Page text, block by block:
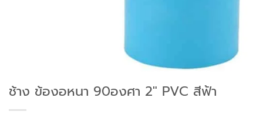
ช้าง ข้องอหนา 90องศา 2″ PVC สีฟ้า